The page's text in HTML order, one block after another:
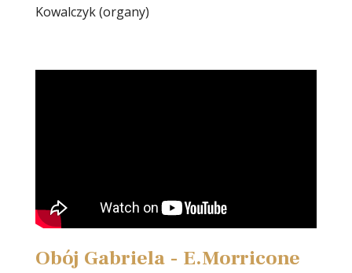
Kowalczyk (organy)
Obój Gabriela - E.Morricone